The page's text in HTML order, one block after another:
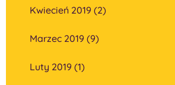
Kwiecień 2019 (2)
Marzec 2019 (9)
Luty 2019 (1)